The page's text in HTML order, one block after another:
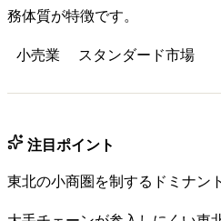
務体質が特徴です。
小売業 スタンダード市場
注目ポイント
東北の小商圏を制するドミナン